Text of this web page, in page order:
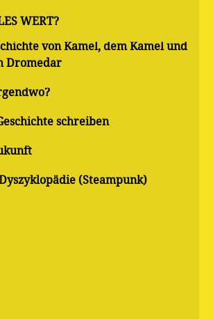
WERT?
von Kamel, dem Kamel und
Dromedar
schreiben
(Steampunk)